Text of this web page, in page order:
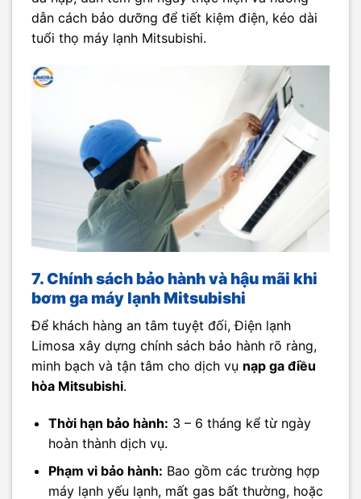
dẫn cách bảo dưỡng để tiết kiệm điện, kéo dài
tuổi thọ máy lạnh Mitsubishi.
7. Chính sách bảo hành và hậu mãi khi
bơm ga máy lạnh Mitsubishi
Để khách hàng an tâm tuyệt đối, Điện lạnh
Limosa xây dựng chính sách bảo hành rõ ràng,
minh bạch và tận tâm cho dịch vụ nạp ga điều
hòa Mitsubishi.
Thời hạn bảo hành: 3 – 6 tháng kể từ ngày
hoàn thành dịch vụ.
Phạm vi bảo hành: Bao gồm các trường hợp
máy lạnh yếu lạnh, mất gas bất thường, hoặc